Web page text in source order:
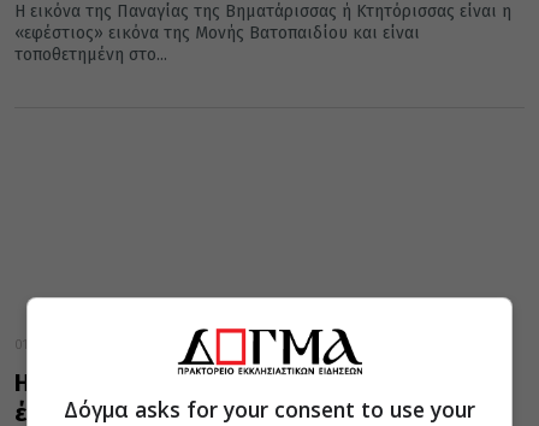
Η εικόνα της Παναγίας της Βηματάρισσας ή Κτητόρισσας είναι η
«εφέστιος» εικόνα της Μονής Βατοπαιδίου και είναι
τοποθετημένη στο...
01 Μαΐου 2019
Η Παναγία Βηματάρισσα και η λαμπάδα που
έκαιγε 70 χρόνια!
Δόγμα asks for your consent to use your